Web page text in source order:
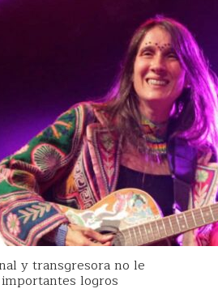
y transgresora no le
logros